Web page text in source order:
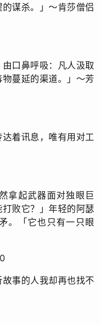
谋杀。」～肯莎僧侣
由口鼻呼吸：凡人汲取
蔓延的渠道。」～芳
着讯息，唯有用对工
拿起武器面对独眼巨
败它？」年轻的阿瑟
。「它也只有一只眼
事的人我却再也找不